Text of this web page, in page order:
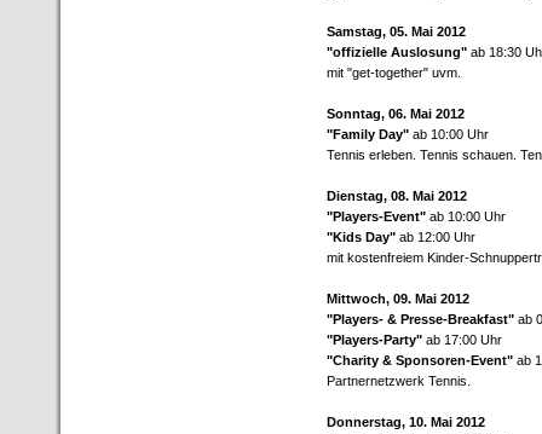
Samstag, 05. Mai 2012
"offizielle Auslosung" ab 18:30
mit "get-together" uvm.
Sonntag, 06. Mai 2012
"Family Day" ab 10:00 Uhr
Tennis erleben. Tennis schauen.
Dienstag, 08. Mai 2012
"Players-Event" ab 10:00 Uhr
"Kids Day" ab 12:00 Uhr
mit kostenfreiem Kinder-
Mittwoch, 09. Mai 2012
"Players- & Presse-Breakfast" ab
"Players-Party" ab 17:00 Uhr
"Charity & Sponsoren-Event" ab
Partnernetzwerk Tennis.
Donnerstag, 10. Mai 2012